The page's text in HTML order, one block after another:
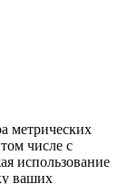
метрических
числе с
использование
ваших